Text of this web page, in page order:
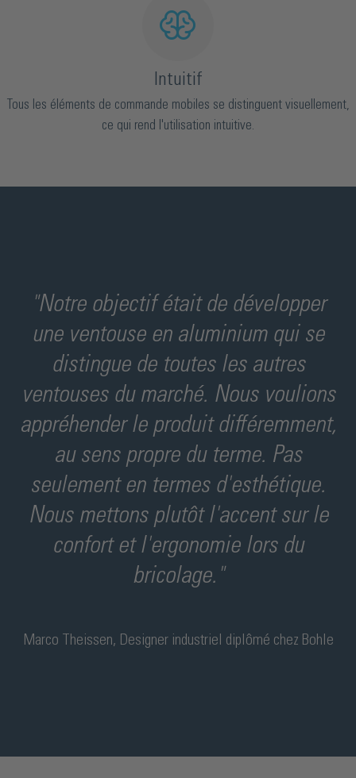
Intuitif
Tous les éléments de commande mobiles se distinguent visuellement,
ce qui rend l'utilisation intuitive.
"Notre objectif était de développer
une ventouse en aluminium qui se
distingue de toutes les autres
ventouses du marché. Nous voulions
appréhender le produit différemment,
au sens propre du terme. Pas
seulement en termes d'esthétique.
Nous mettons plutôt l'accent sur le
confort et l'ergonomie lors du
bricolage."
Marco Theissen, Designer industriel diplômé chez Bohle